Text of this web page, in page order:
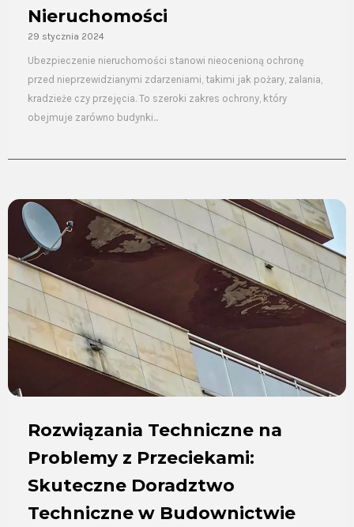
Nieruchomości
29 stycznia 2024
Ubezpieczenie nieruchomości stanowi nieocenioną ochronę
przed nieprzewidzianymi zdarzeniami, takimi jak pożary, zalania,
kradzieże czy przejęcia. To szeroki zakres ochrony, który
obejmuje zarówno budynki...
Rozwiązania Techniczne na
Problemy z Przeciekami:
Skuteczne Doradztwo
Techniczne w Budownictwie